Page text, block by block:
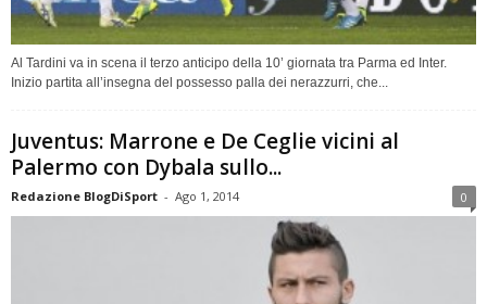
Al Tardini va in scena il terzo anticipo della 10’ giornata tra Parma ed Inter.
Inizio partita all’insegna del possesso palla dei nerazzurri, che...
Juventus: Marrone e De Ceglie vicini al
Palermo con Dybala sullo...
Redazione BlogDiSport - Ago 1, 2014 0